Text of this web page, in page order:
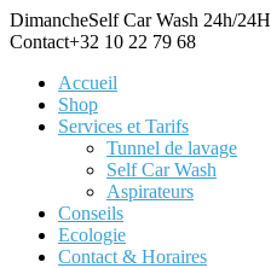
DimancheSelf Car Wash 24h/24H
Contact+32 10 22 79 68
Accueil
Shop
Services et Tarifs
Tunnel de lavage
Self Car Wash
Aspirateurs
Conseils
Ecologie
Contact & Horaires